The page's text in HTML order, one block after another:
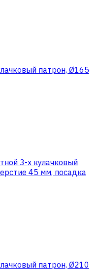
патрон, Ø165
3-х кулачковый
45 мм, посадка
патрон, Ø210